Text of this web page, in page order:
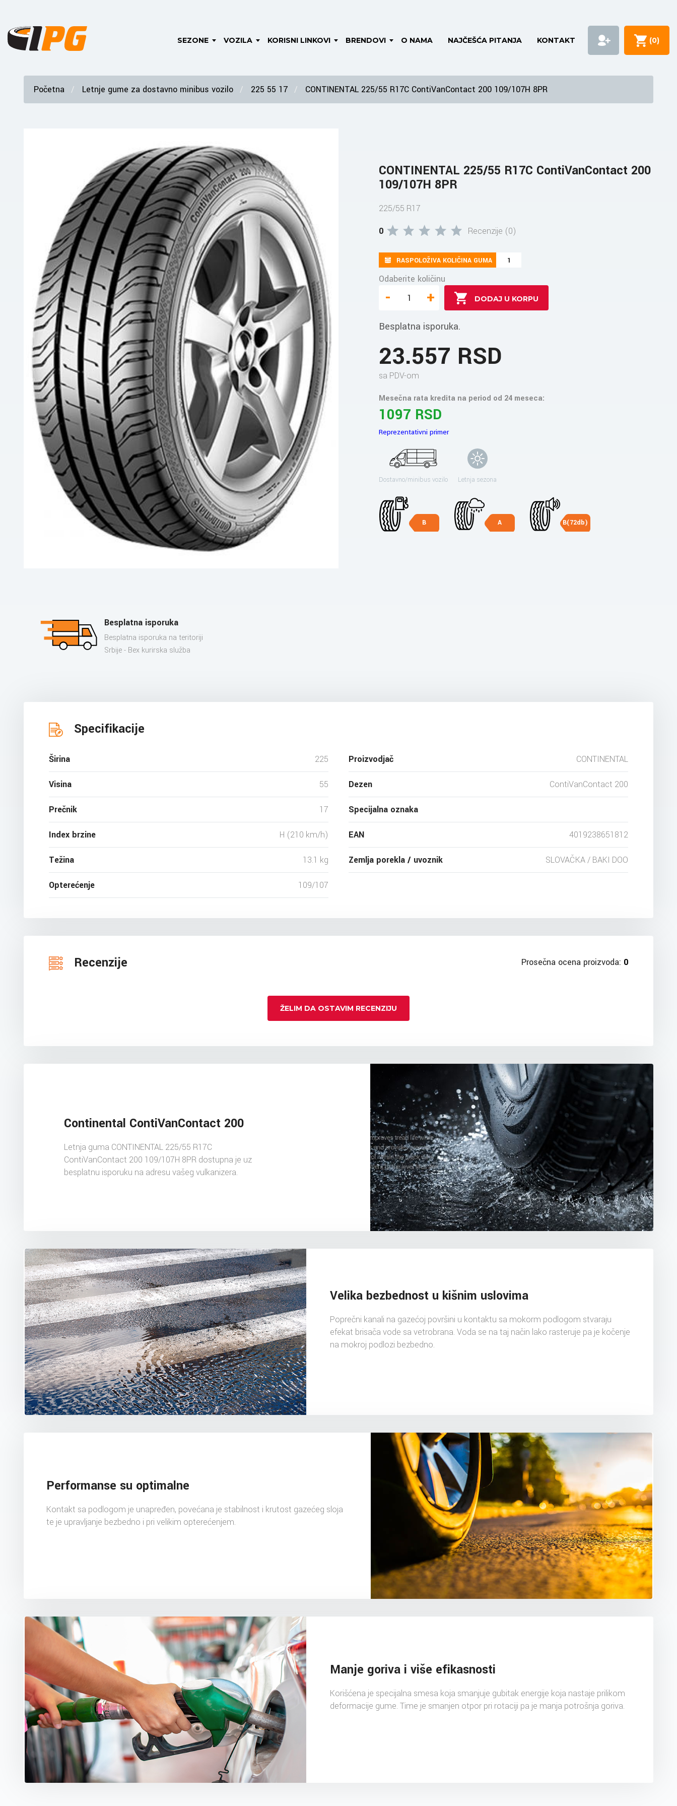
SEZONE VOZILA KORISNI LINKOVI BRENDOVI O NAMA NAJČEŠĆA PITANJA KONTAKT (0)
Početna Letnje gume za dostavno minibus vozilo 225 55 17 CONTINENTAL 225/55 R17C ContiVanContact 200 109/107H 8PR
CONTINENTAL 225/55 R17C ContiVanContact 200
109/107H 8PR
225/55 R17
0
Recenzije (0)
RASPOLOŽIVA KOLIČINA GUMA 1
Odaberite količinu
- +
Besplatna isporuka.
23.557 RSD
sa PDV-om
Mesečna rata kredita na period od 24 meseca:
1097 RSD
Reprezentativni primer
Dostavno/minibus vozilo Letnja sezona
B A B(72db)
Besplatna isporuka
Besplatna isporuka na teritoriji
Srbije - Bex kurirska služba
Specifikacije
Širina 225
Visina 55
Prečnik 17
Index brzine H (210 km/h)
Težina 13.1 kg
Opterećenje 109/107
Proizvodjač CONTINENTAL
Dezen ContiVanContact 200
Specijalna oznaka
EAN 4019238651812
Zemlja porekla / uvoznik SLOVAČKA / BAKI DOO
Recenzije Prosečna ocena proizvoda: 0
ŽELIM DA OSTAVIM RECENZIJU
Continental ContiVanContact 200
Letnja guma CONTINENTAL 225/55 R17C
ContiVanContact 200 109/107H 8PR dostupna je uz
besplatnu isporuku na adresu vašeg vulkanizera.
Velika bezbednost u kišnim uslovima
Poprečni kanali na gazećoj površini u kontaktu sa mokorm podlogom stvaraju
efekat brisača vode sa vetrobrana. Voda se na taj način lako rasteruje pa je kočenje
na mokroj podlozi bezbedno.
Performanse su optimalne
Kontakt sa podlogom je unapređen, povećana je stabilnost i krutost gazećeg sloja
te je upravljanje bezbedno i pri velikim opterećenjem.
Manje goriva i više efikasnosti
Korišćena je specijalna smesa koja smanjuje gubitak energije koja nastaje prilikom
deformacije gume. Time je smanjen otpor pri rotaciji pa je manja potrošnja goriva.